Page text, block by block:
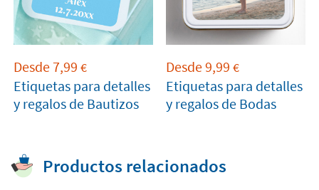
Desde7,99 €
Etiquetas para detalles
y regalos de Bautizos
Desde9,99 €
Etiquetas para detalles
y regalos de Bodas
Productos relacionados